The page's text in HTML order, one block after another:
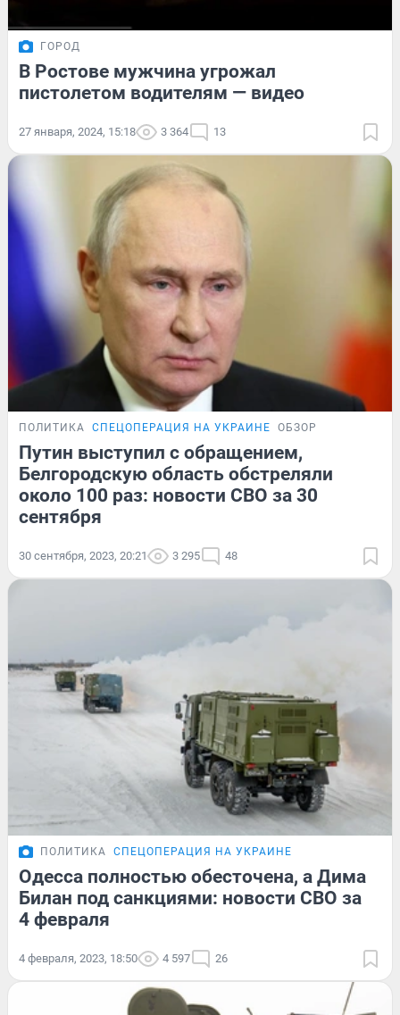
ГОРОД
В Ростове мужчина угрожал
пистолетом водителям — видео
27 января, 2024, 15:18 3 364 13
ПОЛИТИКА СПЕЦОПЕРАЦИЯ НА УКРАИНЕ ОБЗОР
Путин выступил с обращением,
Белгородскую область обстреляли
около 100 раз: новости СВО за 30
сентября
30 сентября, 2023, 20:21 3 295 48
ПОЛИТИКА СПЕЦОПЕРАЦИЯ НА УКРАИНЕ
Одесса полностью обесточена, а Дима
Билан под санкциями: новости СВО за
4 февраля
4 февраля, 2023, 18:50 4 597 26